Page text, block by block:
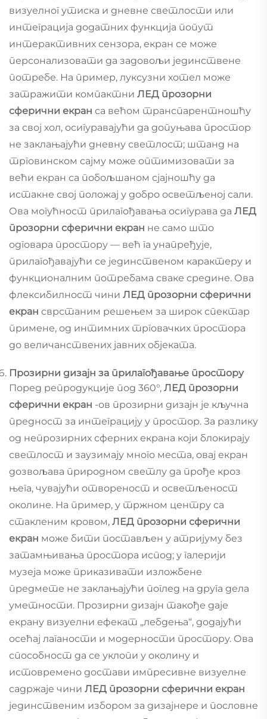
визуелног утиска и дневне светлости или
интеграција додатних функција попут
интерактивних сензора, екран се може
персонализовати да задовољи јединствене
потребе. На пример, луксузни хотел може
затражити компактни ЛЕД прозорни
сферични екран са већом транспарентношћу
за свој хол, осигуравајући да допуњава простор
не заклањајући дневну светлост; штанд на
трговинском сајму може оптимизовати за
већи екран са побољшаном сјајношћу да
истакне свој положај у добро осветљеној сали.
Ова могућност прилагођавања осигурава да ЛЕД
прозорни сферични екран не само што
одговара простору — већ га унапређује,
прилагођавајући се јединственом карактеру и
функционалним потребама сваке средине. Ова
флексибилност чини ЛЕД прозорни сферични
екран сврстаним решењем за широк спектар
примене, од интимних трговачких простора
до величанствених јавних објеката.
Прозирни дизајн за прилагођавање простору
Поред репродукције под 360°, ЛЕД прозорни
сферични екран -ов прозирни дизајн је кључна
предност за интеграцију у простор. За разлику
од непрозирних сферних екрана који блокирају
светлост и заузимају много места, овај екран
дозвољава природном светлу да прође кроз
њега, чувајући отвореност и осветљеност
околине. На пример, у тржном центру са
стакленим кровом, ЛЕД прозорни сферични
екран може бити постављен у атријуму без
затамњивања простора испод; у галерији
музеја може приказивати изложбене
предмете не заклањајући поглед на друга дела
уметности. Прозирни дизајн такође даје
екрану визуелни ефекат „лебдења“, додајући
осећај лаганости и модерности простору. Ова
способност да се уклопи у околину и
истовремено достави импресивне визуелне
садржaje чини ЛЕД прозорни сферични екран
јединственим избором за дизајнере и пословне